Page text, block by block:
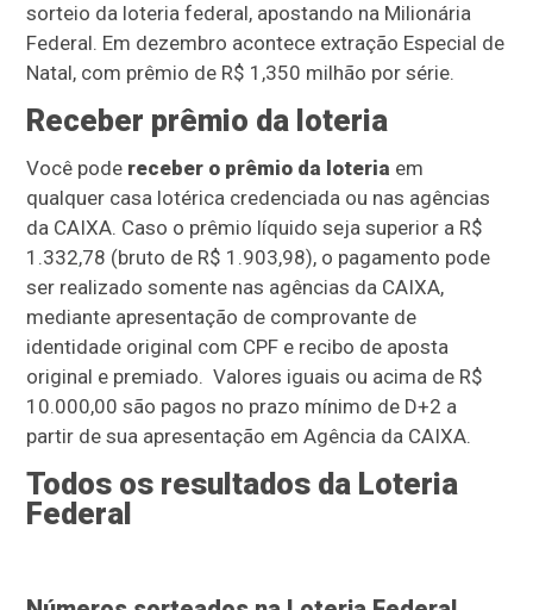
sorteio da loteria federal, apostando na Milionária
Federal. Em dezembro acontece extração Especial de
Natal, com prêmio de R$ 1,350 milhão por série.
Receber prêmio da loteria
Você pode receber o prêmio da loteria em
qualquer casa lotérica credenciada ou nas agências
da CAIXA. Caso o prêmio líquido seja superior a R$
1.332,78 (bruto de R$ 1.903,98), o pagamento pode
ser realizado somente nas agências da CAIXA,
mediante apresentação de comprovante de
identidade original com CPF e recibo de aposta
original e premiado. Valores iguais ou acima de R$
10.000,00 são pagos no prazo mínimo de D+2 a
partir de sua apresentação em Agência da CAIXA.
Todos os resultados da Loteria
Federal